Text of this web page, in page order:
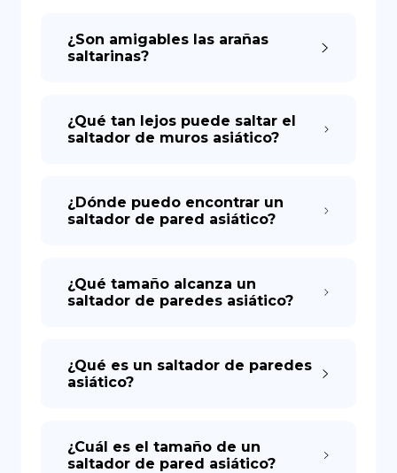
DE
¿Son amigables las arañas
saltarinas?
¿Qué tan lejos puede saltar el
saltador de muros asiático?
¿Dónde puedo encontrar un
saltador de pared asiático?
¿Qué tamaño alcanza un
saltador de paredes asiático?
¿Qué es un saltador de paredes
asiático?
¿Cuál es el tamaño de un
saltador de pared asiático?